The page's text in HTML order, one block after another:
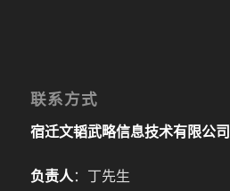
联系方式
宿迁文韬武略信息技术有限公司
负责人：丁先生